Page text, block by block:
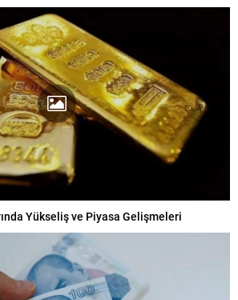
Yükseliş ve Piyasa Gelişmeleri